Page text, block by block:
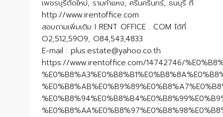
เพชรบุรีตัดใหม่, รามคำแหง, ศรีนครินทร์, ธนบุรี ที่
http://www.irentoffice.com
สอบถามเพิ่มเติม I RENT OFFICE . COM ได้ที่
O2,512,59O9, O84,543,4833
E-mail : plus.estate@yahoo.co.th
https://www.irentoffice.com/14742746/